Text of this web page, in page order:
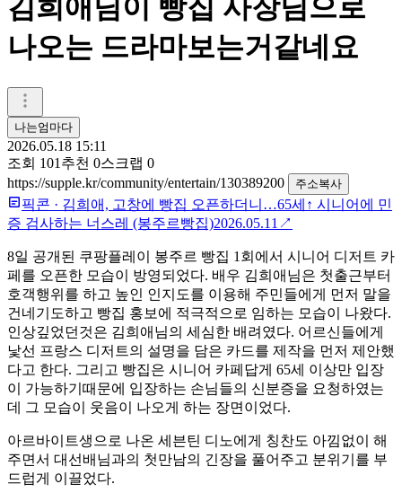
김희애님이 빵집 사장님으로
나오는 드라마보는거같네요
나는엄마다
2026.05.18 15:11
조회 101 추천 0스크랩 0
https://supple.kr/community/entertain/130389200
주소복사
픽콘 · 김희애, 고창에 빵집 오픈하더니…65세↑ 시니어에 민
증 검사하는 너스레 (봉주르빵집)2026.05.11 ↗
8일 공개된 쿠팡플레이 봉주르 빵집 1회에서 시니어 디저트 카
페를 오픈한 모습이 방영되었다. 배우 김희애님은 첫출근부터
호객행위를 하고 높인 인지도를 이용해 주민들에게 먼저 말을
건네기도하고 빵집 홍보에 적극적으로 임하는 모습이 나왔다.
인상깊었던것은 김희애님의 세심한 배려였다. 어르신들에게
낯선 프랑스 디저트의 설명을 담은 카드를 제작을 먼저 제안했
다고 한다. 그리고 빵집은 시니어 카페답게 65세 이상만 입장
이 가능하기때문에 입장하는 손님들의 신분증을 요청하였는
데 그 모습이 웃음이 나오게 하는 장면이었다.
아르바이트생으로 나온 세븐틴 디노에게 칭찬도 아낌없이 해
주면서 대선배님과의 첫만남의 긴장을 풀어주고 분위기를 부
드럽게 이끌었다.